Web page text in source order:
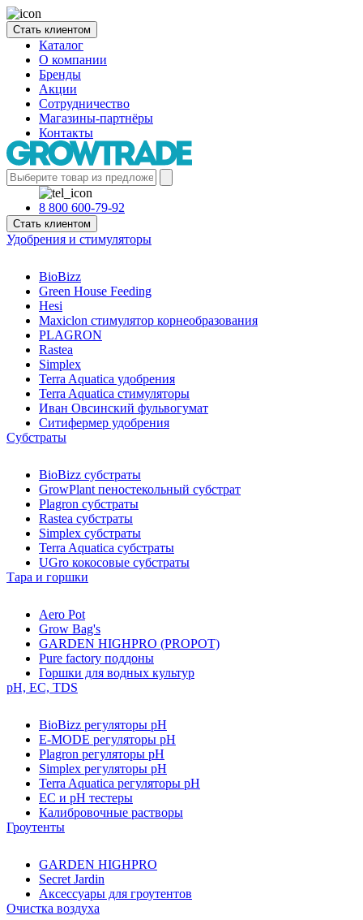
Стать клиентом
Каталог
О компании
Бренды
Акции
Сотрудничество
Магазины-партнёры
Контакты
8 800 600-79-92
Стать клиентом
Удобрения и стимуляторы
BioBizz
Green House Feeding
Hesi
Maxiclon стимулятор корнеобразования
PLAGRON
Rastea
Simplex
Terra Aquatica удобрения
Terra Aquatica стимуляторы
Иван Овсинский фульвогумат
Ситифермер удобрения
Субстраты
BioBizz cубстраты
GrowPlant пеностекольный субстрат
Plagron cубстраты
Rastea cубстраты
Simplex cубстраты
Terra Aquatica cубстраты
UGro кокосовые субстраты
Тара и горшки
Aero Pot
Grow Bag's
GARDEN HIGHPRO (PROPOT)
Pure factory поддоны
Горшки для водных культур
pH, EC, TDS
BioBizz регуляторы pH
E-MODE регуляторы pH
Plagron регуляторы pH
Simplex регуляторы pH
Terra Aquatica регуляторы pH
EC и pH тестеры
Калибровочные растворы
Гроутенты
GARDEN HIGHPRO
Secret Jardin
Аксессуары для гроутентов
Очистка воздуха